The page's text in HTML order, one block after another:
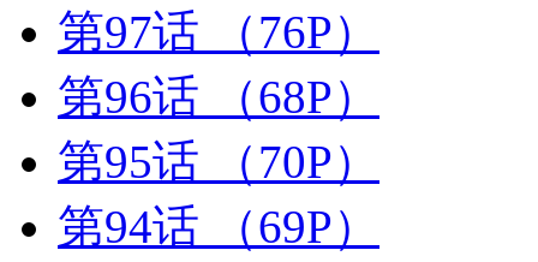
第97话
（76P）
第96话
（68P）
第95话
（70P）
第94话
（69P）